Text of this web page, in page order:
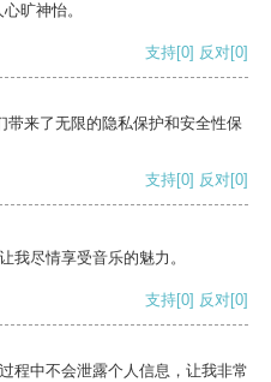
旷神怡。
支持[0] 反对[0]
来了无限的隐私保护和安全性保
支持[0] 反对[0]
我尽情享受音乐的魅力。
支持[0] 反对[0]
程中不会泄露个人信息，让我非常